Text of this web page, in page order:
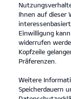
Ihnen auf dieser
Einwilligung
widerrufen
Kopfzeile
Präferenzen.
Weitere
Speicherdauern